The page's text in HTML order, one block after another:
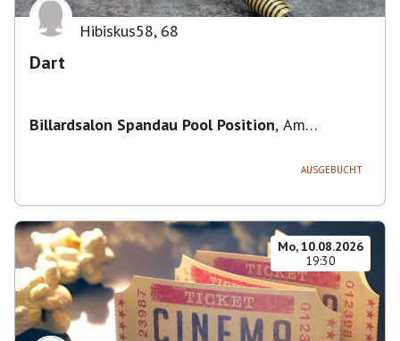
Hibiskus58, 68
Dart
Billardsalon Spandau Pool Position, Am
AUSGEBUCHT
Mo, 10.08.2026
19:30